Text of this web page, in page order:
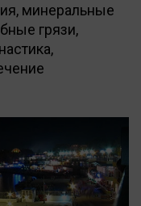
минеральные
грязи,